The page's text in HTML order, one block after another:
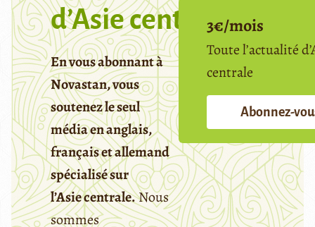
d’Asie centrale
En vous abonnant à
Novastan, vous
soutenez le seul
média en anglais,
français et allemand
spécialisé sur
l’Asie centrale.Nous
sommes
3€/mois
Toute l’actualité
centrale
Abonnez-